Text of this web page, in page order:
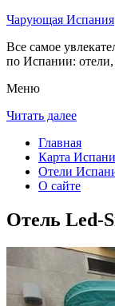
Чарующая Испания
Все самое
по Испании: отели,
Меню
Читать далее
Главная
Карта
Отели
О сайте
Отель Led-